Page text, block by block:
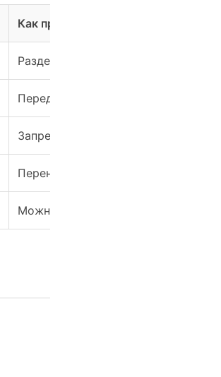
Как применено
Разделяем «сс»
Перед суффиксом -ный
Запрещены варианты с одной
Перенос перед «н» корректен
Можно выбирать по макету